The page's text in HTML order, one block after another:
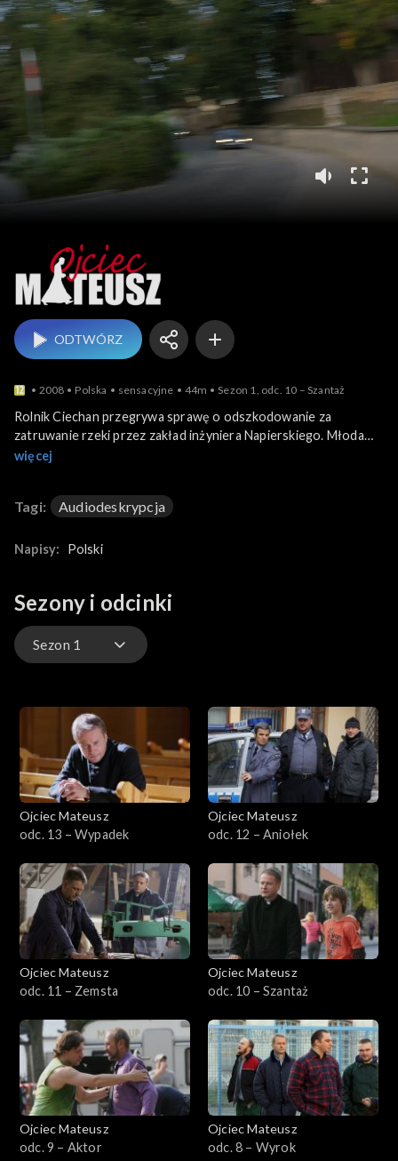
Ojciec Mateusz
ODTWÓRZ
2008 Polska sensacyjne 44m Sezon 1, odc. 10 – Szantaż
Rolnik Ciechan przegrywa sprawę o odszkodowanie za
zatruwanie rzeki przez zakład inżyniera Napierskiego. Młoda
pani mecenas, która działa w fundacji ekologicznej, wzywa
więcej
Tagi: Audiodeskrypcja
Napisy: Polski
Sezony i odcinki
Sezon 1
Sezon 34
Sezon 33
Sezon 32
Sezon 31
Sezon 30
Sezon 29
Sezon 27
Sezon 26
Sezon 25
Ojciec Mateusz
odc. 13 – Wypadek
Ojciec Mateusz
odc. 12 – Aniołek
Ojciec Mateusz
odc. 11 – Zemsta
Ojciec Mateusz
odc. 10 – Szantaż
Ojciec Mateusz
odc. 9 – Aktor
Ojciec Mateusz
odc. 8 – Wyrok